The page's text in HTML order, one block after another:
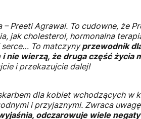
Preeti Agrawal. To cudowne, że
jak cholesterol, hormonalna
serce… To matczynyprzewodnik
nie wierzą, że druga część życia
i przekazujcie dalej!
dla kobiet wchodzących w
i przyjaznymi. Zwraca
odczarowuje wiele